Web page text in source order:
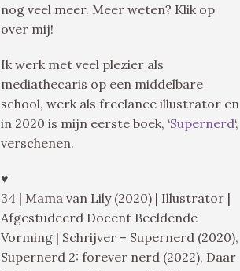
nog veel meer. Meer weten? Klik op
over mij!
Ik werk met veel plezier als
mediathecaris op een middelbare
school, werk als freelance illustrator en
in 2020 is mijn eerste boek, ‘Supernerd‘,
verschenen.
♥
34 | Mama van Lily (2020) | Illustrator |
Afgestudeerd Docent Beeldende
Vorming | Schrijver – Supernerd (2020),
Supernerd 2: forever nerd (2022), Daar